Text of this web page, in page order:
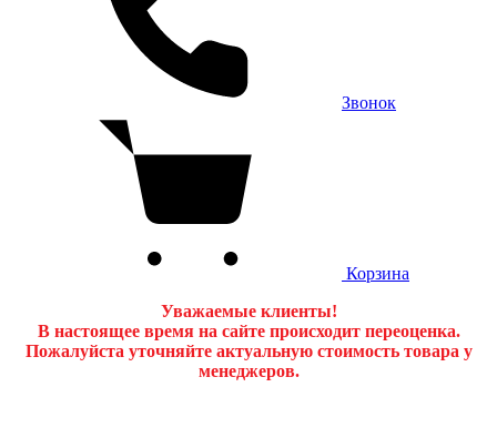
Звонок
Корзина
Уважаемые клиенты!
В настоящее время на сайте происходит переоценка.
Пожалуйста уточняйте актуальную стоимость товара у
менеджеров.